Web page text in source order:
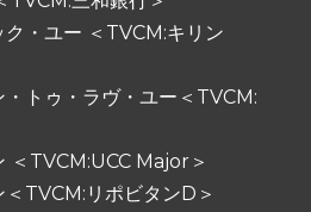
ク・ユー ＜TVCM:キリン
・トゥ・ラヴ・ユー＜TVCM:
＜TVCM:UCC Major＞
＜TVCM:リポビタンD＞